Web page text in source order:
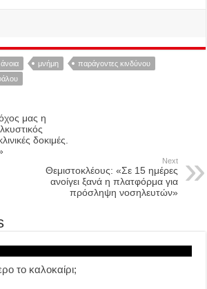
άνοια μνήμη
παράγοντες κινδύνου
μας η
δοκιμές.
Next
Θεμιστοκλέους: «Σε 15 ημέρες
ανοίγει ξανά η πλατφόρμα για
πρόσληψη νοσηλευτών»
το καλοκαίρι;